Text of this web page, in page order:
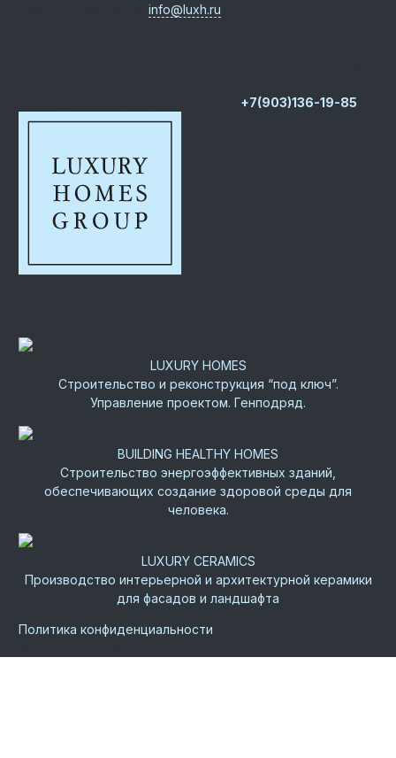
info@luxh.ru
+7(903)136-19-85
LUXURY HOMES
Строительство и реконструкция “под ключ”.
Управление проектом. Генподряд.
BUILDING HEALTHY HOMES
Строительство энергоэффективных зданий,
обеспечивающих создание здоровой среды для
человека.
LUXURY CERAMICS
Производство интерьерной и архитектурной керамики
для фасадов и ландшафта
Политика конфиденциальности